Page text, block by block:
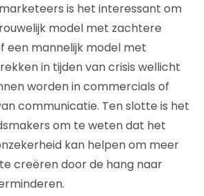
is het interessant om
model met zachtere
een mannelijk model met
in tijden van crisis wellicht
worden in commercials of
communicatie. Ten slotte is het
om te weten dat het
kan helpen om meer
creëren door de hang naar